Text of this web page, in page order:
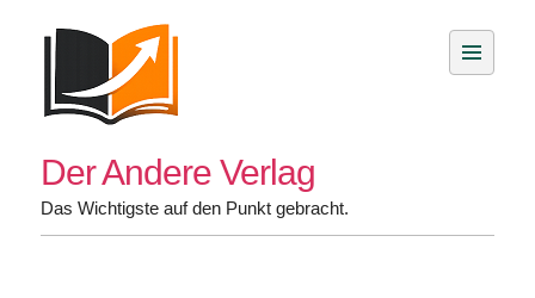
Der Andere Verlag
Das Wichtigste auf den Punkt gebracht.